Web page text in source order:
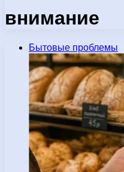
внимание
Бытовые проблемы